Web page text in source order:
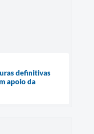
definitivas
apoio da